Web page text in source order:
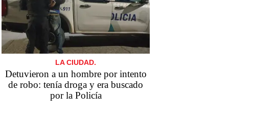
LA CIUDAD.
Detuvieron a un hombre por intento
de robo: tenía droga y era buscado
por la Policía